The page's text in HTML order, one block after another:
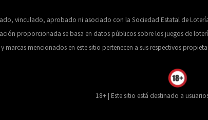
vinculado, aprobado ni asociado con la Sociedad Estatal de
proporcionada se basa en datos públicos sobre los juegos de
marcas mencionados en este sitio pertenecen a sus respectivos
18+ | Este sitio está destinado a